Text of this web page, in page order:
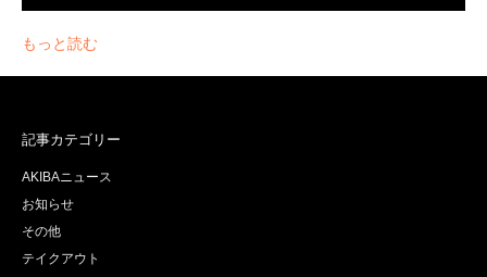
もっと読む
記事カテゴリー
AKIBAニュース
お知らせ
その他
テイクアウト